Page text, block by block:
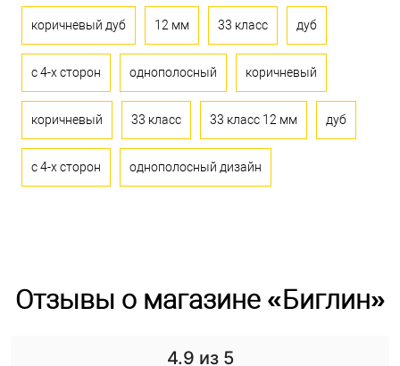
коричневый дуб 12 мм 33 класс дуб
с 4-х сторон однополосный коричневый
коричневый 33 класс 33 класс 12 мм дуб
с 4-х сторон однополосный дизайн
Отзывы о магазине «Биглин»
4.9 из 5